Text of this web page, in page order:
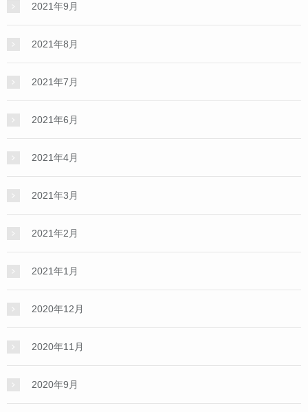
2021年9月
2021年8月
2021年7月
2021年6月
2021年4月
2021年3月
2021年2月
2021年1月
2020年12月
2020年11月
2020年9月